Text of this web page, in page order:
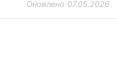
Оновлено 07.05.2026